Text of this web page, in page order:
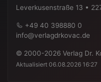
Leverkusenstraße 13 •
+49 40 398880 0
info@verlagdrkovac.de
© 2000-2026 Verlag Dr.
Aktualisiert 06.08.2026 16:27